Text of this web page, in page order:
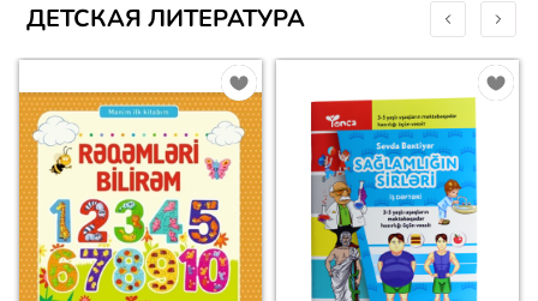
ДЕТСКАЯ ЛИТЕРАТУРА